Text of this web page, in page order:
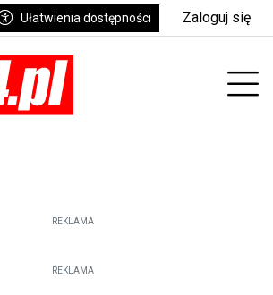
Ułatwienia dostępności Zaloguj się
REKLAMA
REKLAMA